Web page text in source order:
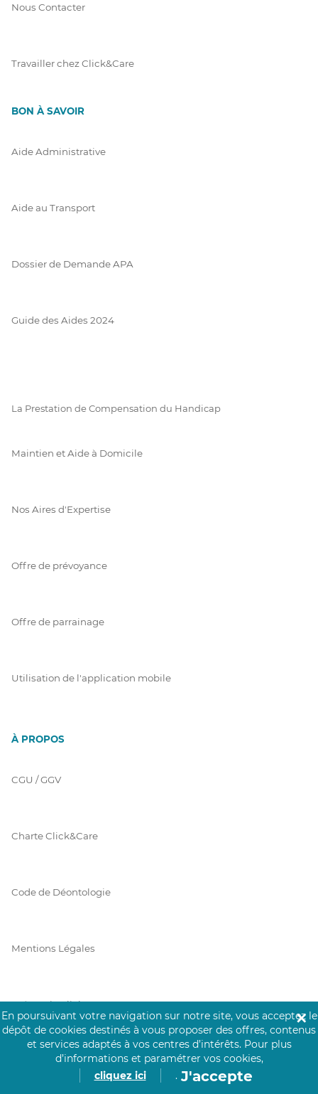
Nous Contacter
Travailler chez Click&Care
BON À SAVOIR
Aide Administrative
Aide au Transport
Dossier de Demande APA
Guide des Aides 2024
La Prestation de Compensation du Handicap
Maintien et Aide à Domicile
Nos Aires d'Expertise
Offre de prévoyance
Offre de parrainage
Utilisation de l'application mobile
À PROPOS
CGU / GGV
Charte Click&Care
Code de Déontologie
Mentions Légales
Prérequis Click&Care
Protection des Données
En poursuivant votre navigation sur notre site, vous acceptez le
dépôt de cookies destinés à vous proposer des offres, contenus
et services adaptés à vos centres d’intérêts. Pour plus
d’informations et paramétrer vos cookies,
cliquez ici
. J'accepte
✕